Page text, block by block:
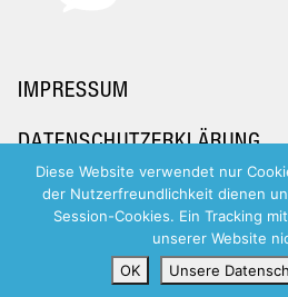
IMPRESSUM
DATENSCHUTZERKLÄRUNG
Diese Website verwendet nur
der Nutzerfreundlichkeit dienen
Session-Cookies. Ein Tracking
unserer Website
OK
Unsere